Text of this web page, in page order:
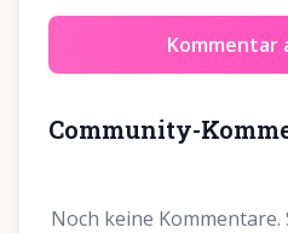
Kommentar
Community-
Noch keine Kommentare.